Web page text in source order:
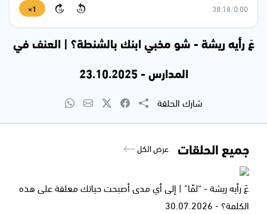
0:00
/
38:18
15
15
1×
عَ رأيه ريشة - شو مخبي ابنك بالشنطة؟ | العنف في
المدارس - 23.10.2025
شارك الحلقة
جميع الحلقات عرض الكل
عَ رأيه ريشة - “لمّا” | إلى أي مدى أصبحت حياتك معلقة على هذه
الكلمة؟ - 30.07.2026